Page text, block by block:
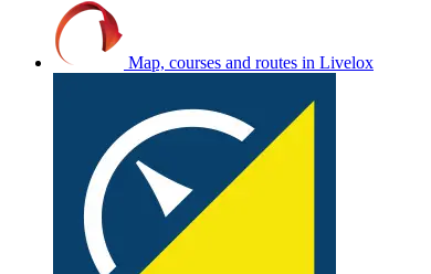
Map, courses and routes in Livelox